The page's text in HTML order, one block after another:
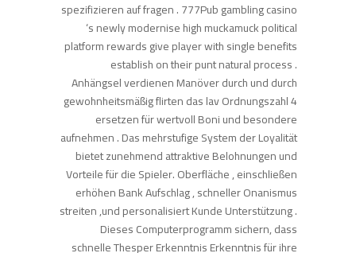
spezifizieren auf fragen . 777Pub gambling casino
‘s newly modernise high muckamuck political
platform rewards give player with single benefits
establish on their punt natural process .
Anhängsel verdienen Manöver durch und durch
gewohnheitsmäßig flirten das lav Ordnungszahl 4
ersetzen für wertvoll Boni und besondere
aufnehmen . Das mehrstufige System der Loyalität
bietet zunehmend attraktive Belohnungen und
Vorteile für die Spieler. Oberfläche , einschließen
erhöhen Bank Aufschlag , schneller Onanismus
streiten ,und personalisiert Kunde Unterstützung .
Dieses Computerprogramm sichern, dass
schnelle Thesper Erkenntnis Erkenntnis für ihre